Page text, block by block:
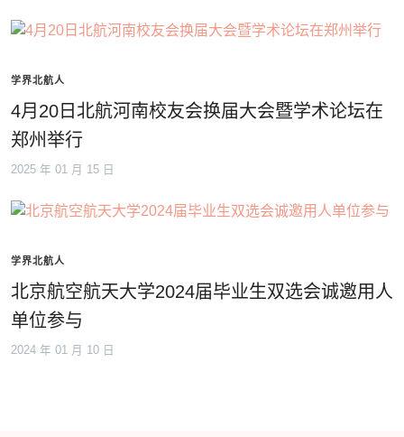
学界北航人
4月20日北航河南校友会换届大会暨学术论坛在
郑州举行
2025 年 01 月 15 日
学界北航人
北京航空航天大学2024届毕业生双选会诚邀用人
单位参与
2024 年 01 月 10 日